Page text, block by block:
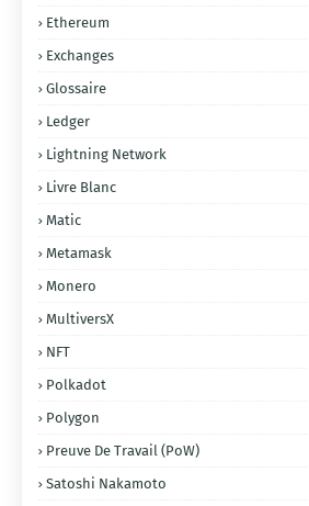
Ethereum
Exchanges
Glossaire
Ledger
Lightning Network
Livre Blanc
Matic
Metamask
Monero
MultiversX
NFT
Polkadot
Polygon
Preuve De Travail (PoW)
Satoshi Nakamoto